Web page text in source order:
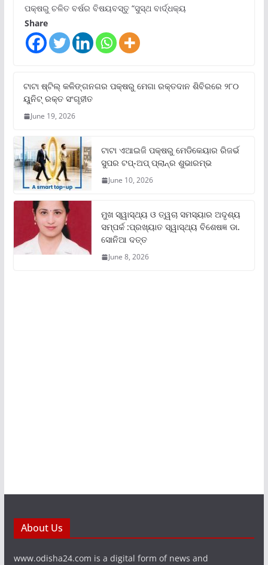
ପକ୍ଷରୁ ଚଳିତ ବର୍ଷର ବିଷୟବସ୍ତୁ “ସୁସ୍ଥ ବାର୍ଦ୍ଧକ୍ୟ
Share
ଟାଟା ଷ୍ଟିଲ୍‌ କଳିଙ୍ଗନଗର ପକ୍ଷରୁ ମେଗା ରକ୍ତଦାନ ଶିବିରରେ ୨୮୦
ୟୁନିଟ୍‌ ରକ୍ତ ସଂଗୃହୀତ
June 19, 2026
ଟାଟା ଏଆଇଜି ପକ୍ଷରୁ ମେଡିକେୟାର ରିଜର୍ଭ
ସୁପର ଟପ୍‌-ଅପ୍ ପ୍ଲାନ୍‌ର ଶୁଭାରମ୍ଭ
June 10, 2026
ମୁଖ ସ୍ୱାସ୍ଥ୍ୟ ଓ ତ୍ୱଚା ସମସ୍ୟାର ଅଦୃଶ୍ୟ
ସମ୍ପର୍କ :ପ୍ରଖ୍ୟାତ ସ୍ୱାସ୍ଥ୍ୟ ବିଶେଷଜ୍ଞ ଡା.
ସୋନିଆ ଦତ୍ତ
June 8, 2026
About Us
www.odisha24.com is a digital form of news and